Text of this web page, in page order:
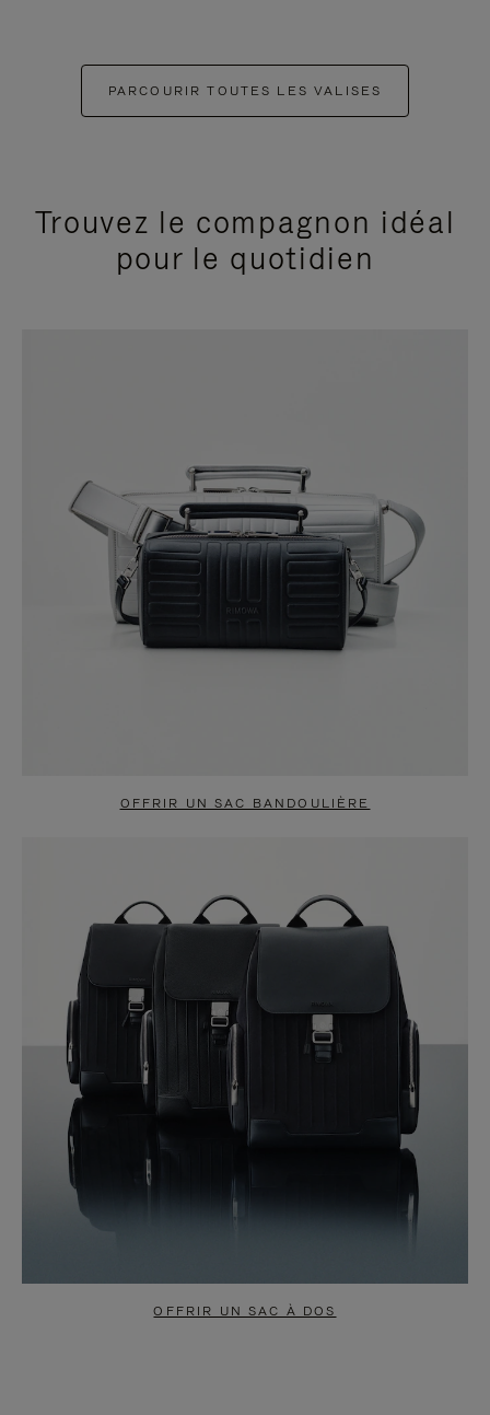
PARCOURIR TOUTES LES VALISES
Trouvez le compagnon idéal
pour le quotidien
OFFRIR UN SAC BANDOULIÈRE
OFFRIR UN SAC À DOS